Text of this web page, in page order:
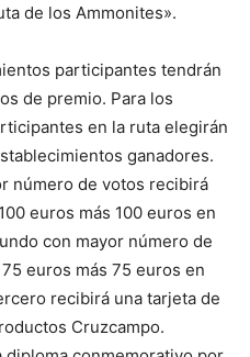
de los Ammonites».
participantes tendrán
de premio. Para los
en la ruta elegirán
ganadores.
número de votos recibirá
euros más 100 euros en
con mayor número de
euros más 75 euros en
recibirá una tarjeta de
Cruzcampo.